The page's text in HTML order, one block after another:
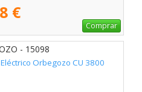
€
Comprar
- 15098
Orbegozo CU 3800